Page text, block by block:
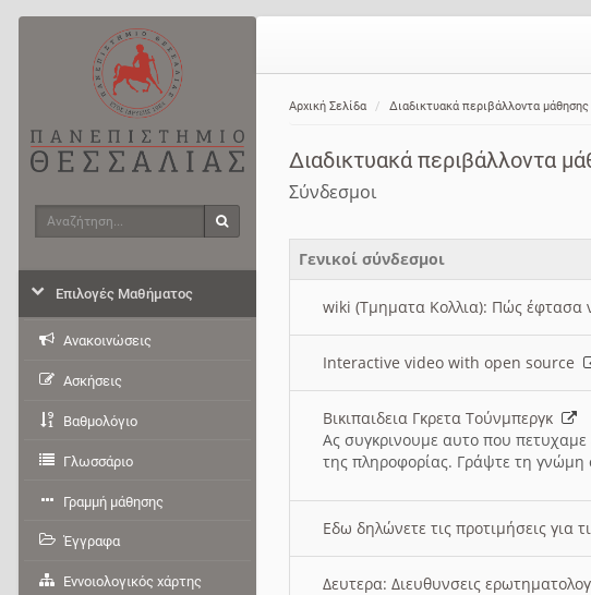
Αρχική Σελίδα Διαδικτυακά περιβάλλοντα μάθησης
Διαδικτυακά περιβάλλοντα
Σύνδεσμοι
Γενικοί σύνδεσμοι
wiki (Τμηματα Κολλια): Πώς έφτασα
Interactive video with open source
Βικιπαιδεια Γκρετα Τούνμπεργκ
Ας συγκρινουμε αυτο που
της πληροφορίας. Γράψτε τη
Εδω δηλώνετε τις προτιμήσεις για
Δευτερα: Διευθυνσεις
Αναζήτηση
Επιλογές Μαθήματος
Ανακοινώσεις
Ασκήσεις
Βαθμολόγιο
Γλωσσάριο
Γραμμή μάθησης
Έγγραφα
Εννοιολογικός χάρτης